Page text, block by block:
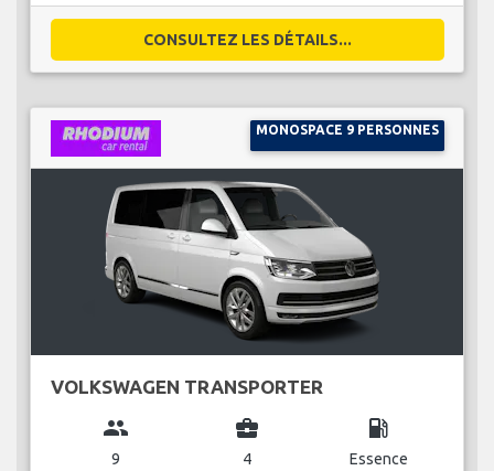
CONSULTEZ LES DÉTAILS...
MONOSPACE 9 PERSONNES
VOLKSWAGEN TRANSPORTER
group
9
business_center
4
local_gas_station
Essence